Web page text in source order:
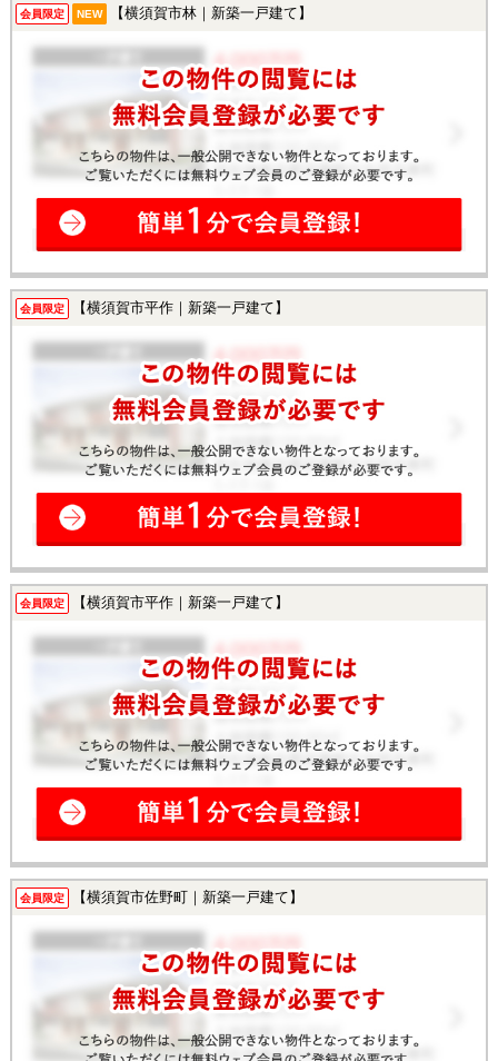
会員限定 NEW 【横須賀市林｜新築一戸建て】
会員限定 【横須賀市平作｜新築一戸建て】
会員限定 【横須賀市平作｜新築一戸建て】
会員限定 【横須賀市佐野町｜新築一戸建て】